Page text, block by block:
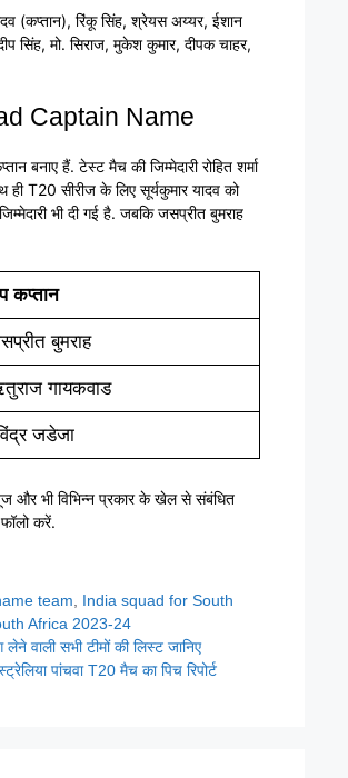
(कप्तान), रिंकू सिंह, श्रेयस अय्यर, ईशान
सिंह, मो. सिराज, मुकेश कुमार, दीपक चाहर,
Captain Name
बनाए हैं. टेस्ट मैच की जिम्मेदारी रोहित शर्मा
T20 सीरीज के लिए सूर्यकुमार यादव को
भी दी गई है. जबकि जसप्रीत बुमराह
कप्तान
बुमराह
गायकवाड
जडेजा
और भी विभिन्न प्रकार के खेल से संबंधित
करें.
team
India squad for South
Africa 2023-24
सभी टीमों की लिस्ट जानिए
पांचवा T20 मैच का पिच रिपोर्ट